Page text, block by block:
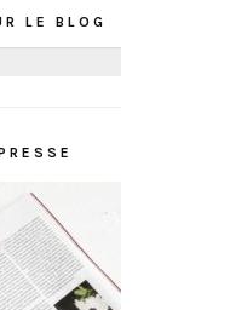
LE BLOG